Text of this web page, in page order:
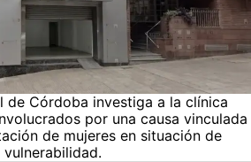
de Córdoba investiga a la clínica
por una causa vinculada
de mujeres en situación de
vulnerabilidad.